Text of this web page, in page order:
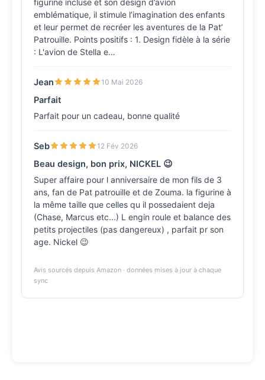
figurine incluse et son design d’avion
emblématique, il stimule l’imagination des enfants
et leur permet de recréer les aventures de la Pat’
Patrouille. Points positifs : 1. Design fidèle à la série
: L'avion de Stella e…
Jean 10 Mai 2026
Parfait
Parfait pour un cadeau, bonne qualité
Seb 12 Fév 2026
Beau design, bon prix, NICKEL 😉
Super affaire pour l anniversaire de mon fils de 3
ans, fan de Pat patrouille et de Zouma. la figurine à
la même taille que celles qu il possedaient deja
(Chase, Marcus etc...) L engin roule et balance des
petits projectiles (pas dangereux) , parfait pr son
age. Nickel 😉
Avis sourcés depuis Amazon · données mises à jour à chaque
sync